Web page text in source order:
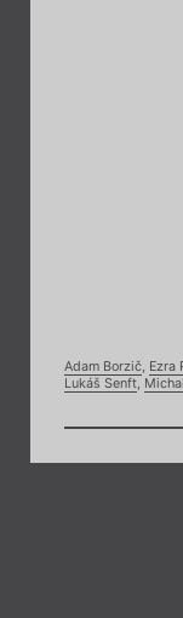
Adam Borzič, Ezra
Lukáš Senft,